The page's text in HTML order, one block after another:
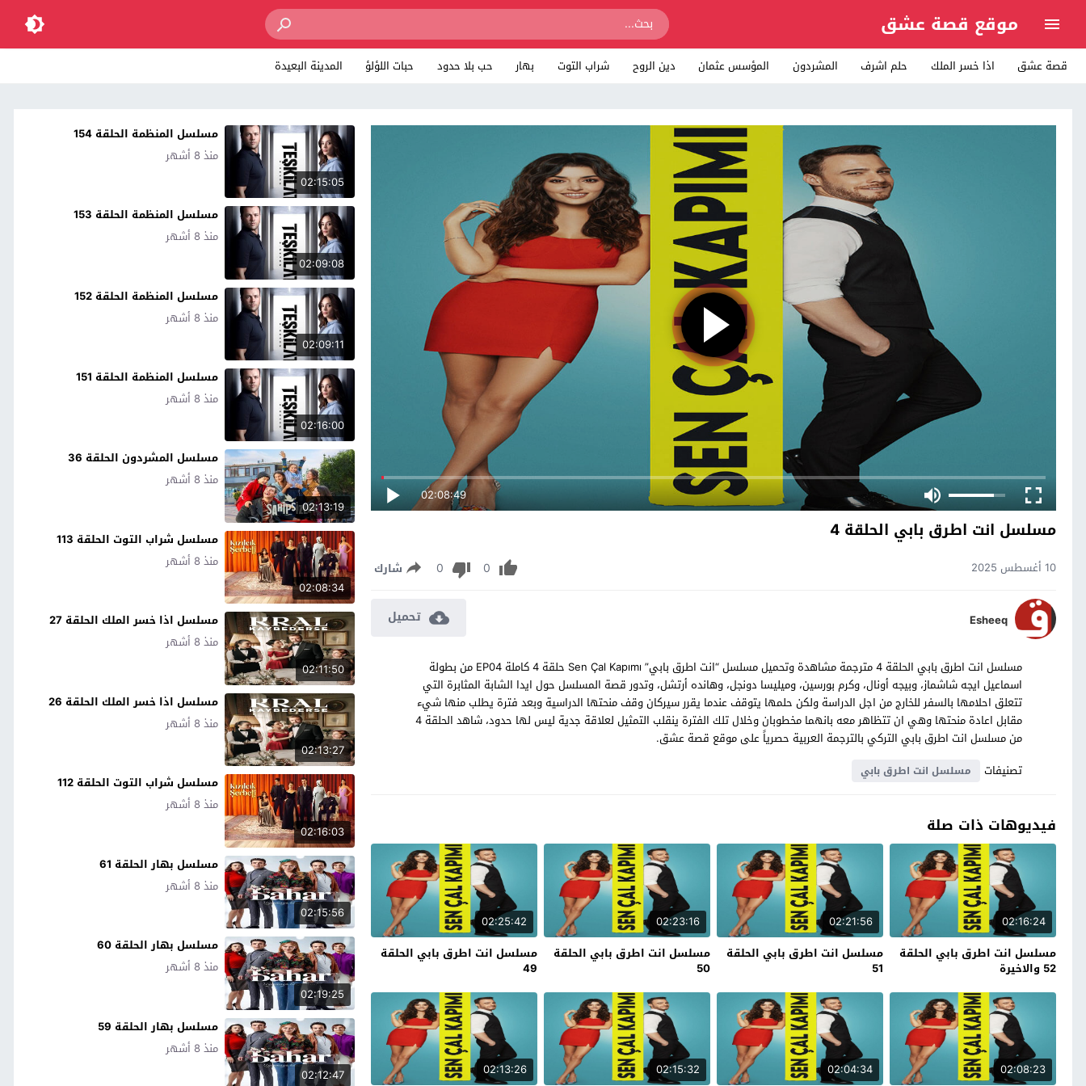
موقع قصة عشق
قصة عشق اذا خسر الملك حلم اشرف المشردون المؤسس عثمان دين الروح شراب التوت بهار حب بلا حدود حبات اللؤلؤ المدينة البعيدة
02:08:49
مسلسل انت اطرق بابي الحلقة 4
10 أغسطس 2025 0
0 شارك
Esheeq تحميل
مسلسل انت اطرق بابي الحلقة 4 مترجمة مشاهدة وتحميل مسلسل “انت اطرق بابي” Sen Çal Kapımı حلقة 4 كاملة EP04 من بطولة
اسماعيل ايجه شاشماز، وبيجه أونال، وكرم بورسين، وميليسا دونجل، وهانده أرتشل، وتدور قصة المسلسل حول ايدا الشابة المثابرة التي
تتعلق احلامها بالسفر للخارج من اجل الدراسة ولكن حلمها يتوقف عندما يقرر سيركان وقف منحتها الدراسية وبعد فترة يطلب منها شيء
مقابل اعادة منحتها وهي ان تتظاهر معه بانهما مخطوبان وخلال تلك الفترة ينقلب التمثيل لعلاقة جدية ليس لها حدود، شاهد الحلقة 4
من مسلسل انت اطرق بابي التركي بالترجمة العربية حصرياً على موقع قصة عشق.
تصنيفات
مسلسل انت اطرق بابي
فيديوهات ذات صلة
02:16:24
مسلسل انت اطرق بابي الحلقة
52 والاخيرة
02:21:56
مسلسل انت اطرق بابي الحلقة
51
02:23:16
مسلسل انت اطرق بابي الحلقة
50
02:25:42
مسلسل انت اطرق بابي الحلقة
49
02:08:23
02:04:34
02:15:32
02:13:26
02:15:05
مسلسل المنظمة الحلقة 154
منذ 8 أشهر
02:09:08
مسلسل المنظمة الحلقة 153
منذ 8 أشهر
02:09:11
مسلسل المنظمة الحلقة 152
منذ 8 أشهر
02:16:00
مسلسل المنظمة الحلقة 151
منذ 8 أشهر
02:13:19
مسلسل المشردون الحلقة 36
منذ 8 أشهر
02:08:34
مسلسل شراب التوت الحلقة 113
منذ 8 أشهر
02:11:50
مسلسل اذا خسر الملك الحلقة 27
منذ 8 أشهر
02:13:27
مسلسل اذا خسر الملك الحلقة 26
منذ 8 أشهر
02:16:03
مسلسل شراب التوت الحلقة 112
منذ 8 أشهر
02:15:56
مسلسل بهار الحلقة 61
منذ 8 أشهر
02:19:25
مسلسل بهار الحلقة 60
منذ 8 أشهر
02:12:47
مسلسل بهار الحلقة 59
منذ 8 أشهر